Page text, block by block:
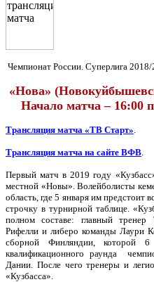
Чемпионат России. Суперлига
«Нова»
Начало матча – 16:00
Трансляция матча «ТВ Старт».
Трансляция матча на сайте ВФВ.
Первый матч в 2019 году
местной «Новы». Волейболисты
область, где 5 января им предстоит
строчку в турнирной таблице.
полном составе: главный
Рифелли и либеро команды Лаури
сборной Финляндии, которой 6
квалификационного раунда
Дании. После чего тренеры и
«Кузбасса».